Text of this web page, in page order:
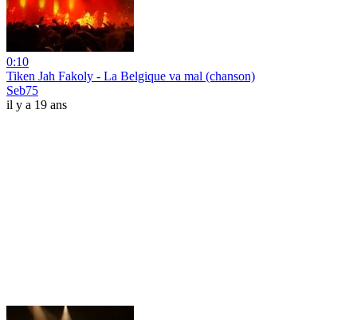
0:10
Tiken Jah Fakoly - La Belgique va mal (chanson)
Seb75
il y a 19 ans